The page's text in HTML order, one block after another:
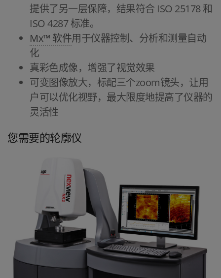
提供了另一层保障，结果符合 ISO 25178 和
ISO 4287 标准。
Mx™ 软件用于仪器控制、分析和测量自动
化
真彩色成像，增强了视觉效果
可变图像放大，标配三个zoom镜头，让用
户可以优化视野，最大限度地提高了仪器的
灵活性
您需要的轮廓仪